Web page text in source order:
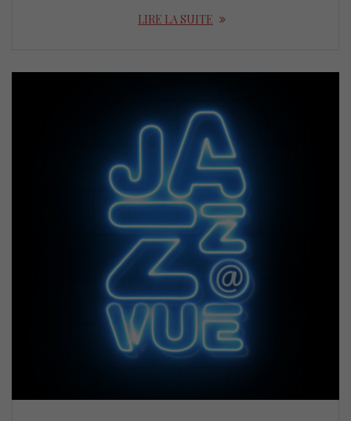
LIRE LA SUITE